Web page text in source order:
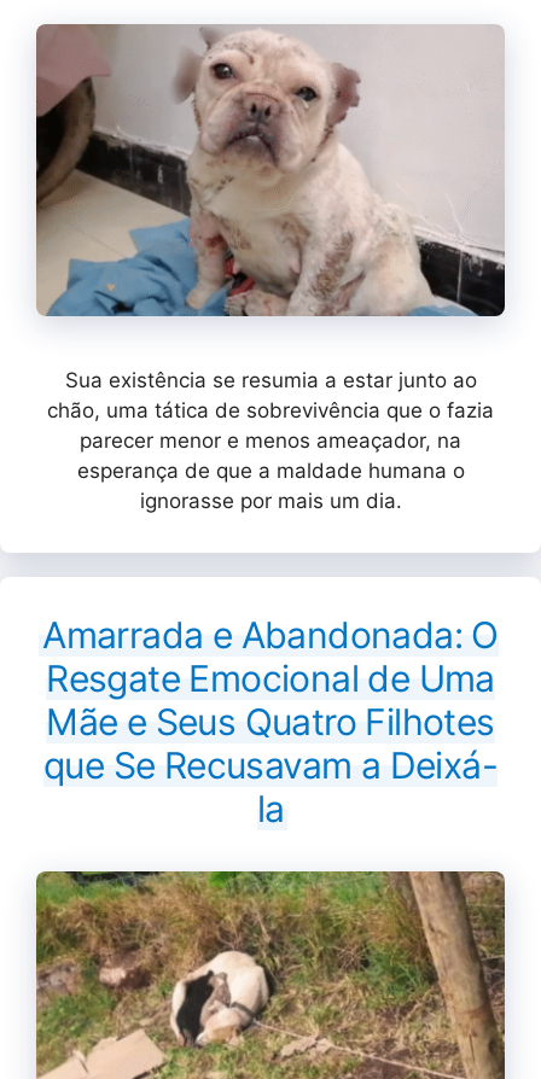
Sua existência se resumia a estar junto ao
chão, uma tática de sobrevivência que o fazia
parecer menor e menos ameaçador, na
esperança de que a maldade humana o
ignorasse por mais um dia.
Amarrada e Abandonada: O
Resgate Emocional de Uma
Mãe e Seus Quatro Filhotes
que Se Recusavam a Deixá-
la